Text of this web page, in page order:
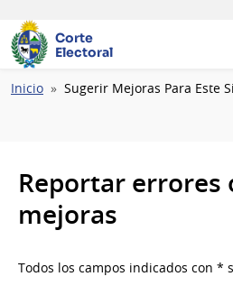
Corte
Electoral
Ruta
Inicio Sugerir Mejoras Para Este
Reportar errores
mejoras
Todos los campos indicados con *